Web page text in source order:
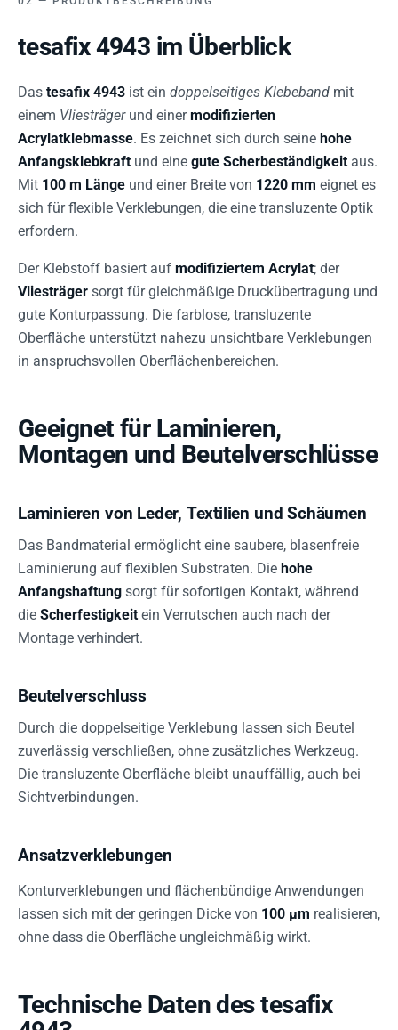
tesafix 4943 im Überblick
Das tesafix 4943 ist ein doppelseitiges Klebeband mit
einem Vliesträgerund einermodifizierten
Acrylatklebmasse. Es zeichnet sich durch seine hohe
Anfangsklebkraft und eine gute Scherbeständigkeit aus.
Mit 100 m Länge und einer Breite von 1220 mm eignet es
sich für flexible Verklebungen, die eine transluzente Optik
erfordern.
Der Klebstoff basiert auf modifiziertem Acrylat; der
Vliesträger sorgt für gleichmäßige Druckübertragung und
gute Konturpassung. Die farblose, transluzente
Oberfläche unterstützt nahezu unsichtbare Verklebungen
in anspruchsvollen Oberflächenbereichen.
Geeignet für Laminieren,
Montagen und Beutelverschlüsse
Laminieren von Leder, Textilien und Schäumen
Das Bandmaterial ermöglicht eine saubere, blasenfreie
Laminierung auf flexiblen Substraten. Die hohe
Anfangshaftung sorgt für sofortigen Kontakt, während
die Scherfestigkeit ein Verrutschen auch nach der
Montage verhindert.
Beutelverschluss
Durch die doppelseitige Verklebung lassen sich Beutel
zuverlässig verschließen, ohne zusätzliches Werkzeug.
Die transluzente Oberfläche bleibt unauffällig, auch bei
Sichtverbindungen.
Ansatzverklebungen
Konturverklebungen und flächenbündige Anwendungen
lassen sich mit der geringen Dicke von 100 µm realisieren,
ohne dass die Oberfläche ungleichmäßig wirkt.
Technische Daten des tesafix